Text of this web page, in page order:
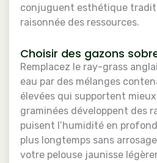
conjuguent esthétique
raisonnée des ressources.
Choisir des gazons
Remplacez le ray-grass
eau par des mélanges
élevées qui supportent
graminées développent des
puisent l’humidité en
plus longtemps sans
votre pelouse jaunisse